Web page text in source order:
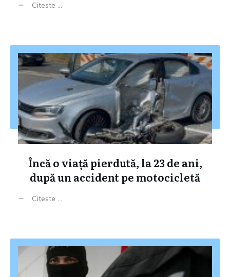
Citeste ...
Încă o viață pierdută, la 23 de ani,
după un accident pe motocicletă
Citeste ...